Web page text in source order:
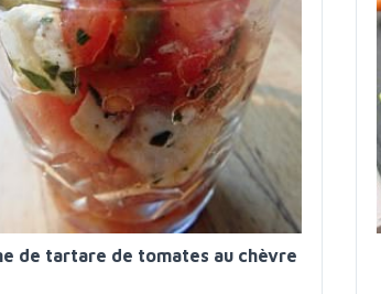
de tartare de tomates au chèvre